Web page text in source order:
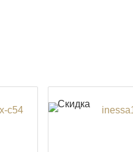
Скидка